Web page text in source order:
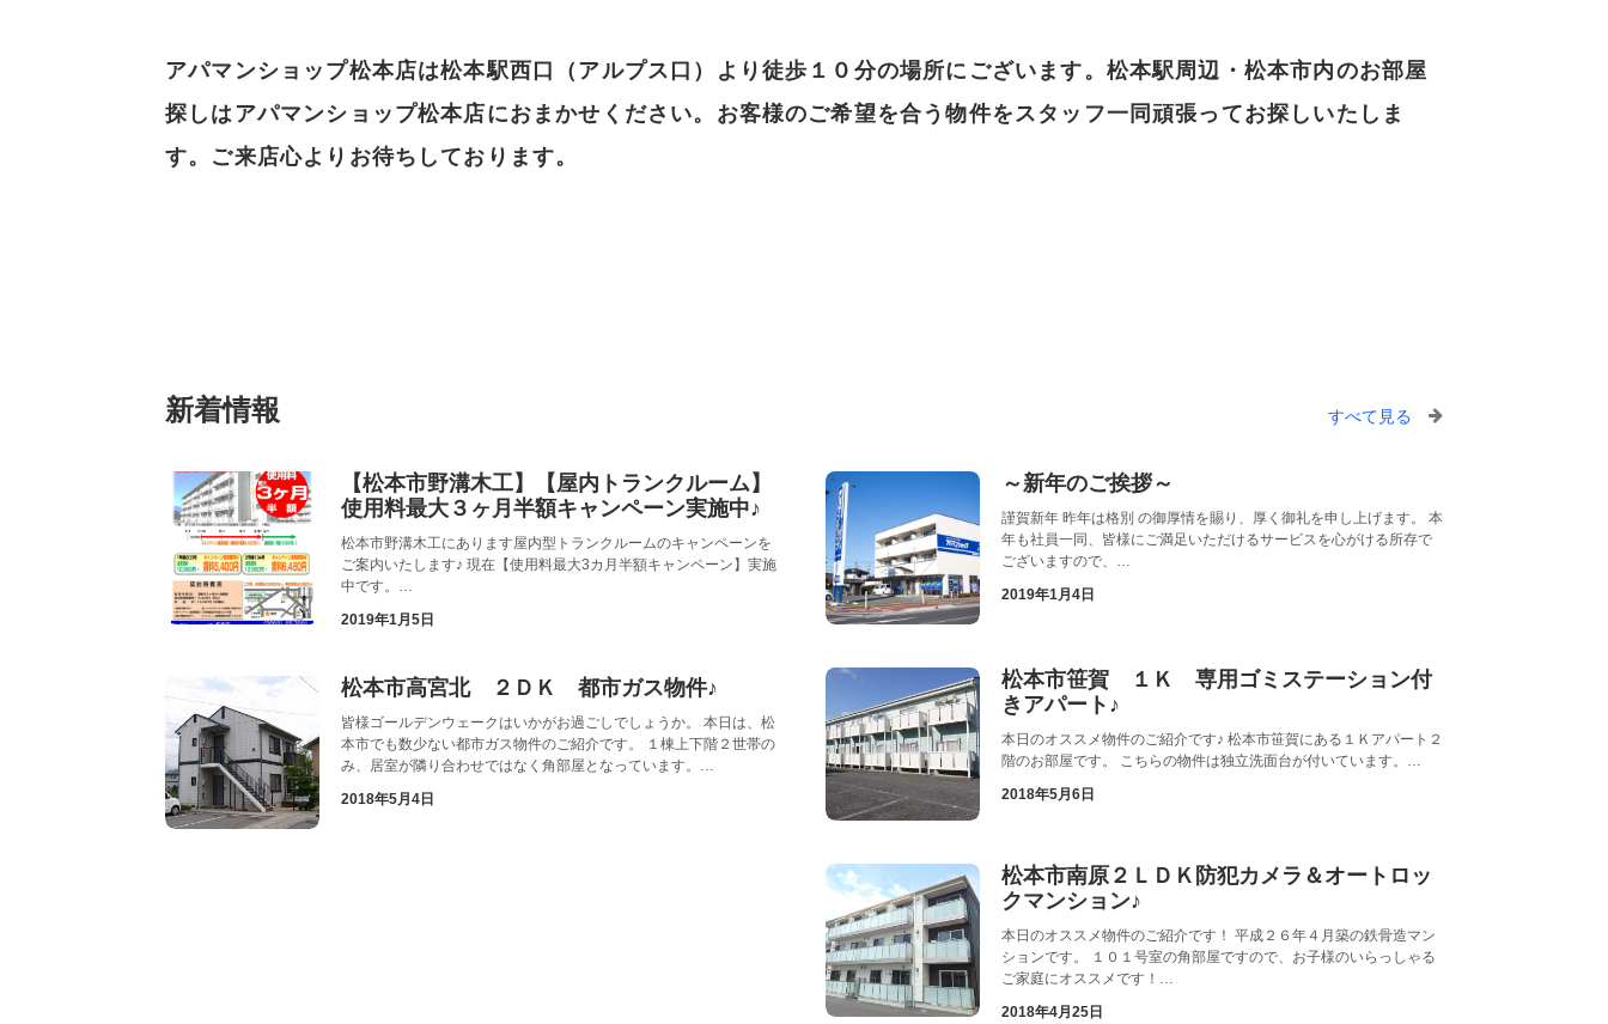
アパマンショップ松本店は松本駅西口（アルプス口）より徒歩１０分の場所にございます。松本駅周辺・松本市内のお部屋
探しはアパマンショップ松本店におまかせください。お客様のご希望を合う物件をスタッフ一同頑張ってお探しいたしま
す。ご来店心よりお待ちしております。
新着情報 すべて見る
【松本市野溝木工】【屋内トランクルーム】
使用料最大３ヶ月半額キャンペーン実施中♪
松本市野溝木工にあります屋内型トランクルームのキャンペーンを
ご案内いたします♪ 現在【使用料最大3カ月半額キャンペーン】実施
中です。…
2019年1月5日
～新年のご挨拶～
謹賀新年 昨年は格別 の御厚情を賜り、厚く御礼を申し上げます。 本
年も社員一同、皆様にご満足いただけるサービスを心がける所存で
ございますので、…
2019年1月4日
松本市笹賀 １Ｋ 専用ゴミステーション付
きアパート♪
本日のオススメ物件のご紹介です♪ 松本市笹賀にある１Ｋアパート２
階のお部屋です。 こちらの物件は独立洗面台が付いています。…
2018年5月6日
松本市高宮北 ２ＤＫ 都市ガス物件♪
皆様ゴールデンウェークはいかがお過ごしでしょうか。 本日は、松
本市でも数少ない都市ガス物件のご紹介です。 １棟上下階２世帯の
み、居室が隣り合わせではなく角部屋となっています。…
2018年5月4日
松本市南原２ＬＤＫ防犯カメラ＆オートロッ
クマンション♪
本日のオススメ物件のご紹介です！ 平成２６年４月築の鉄骨造マン
ションです。 １０１号室の角部屋ですので、お子様のいらっしゃる
ご家庭にオススメです！…
2018年4月25日